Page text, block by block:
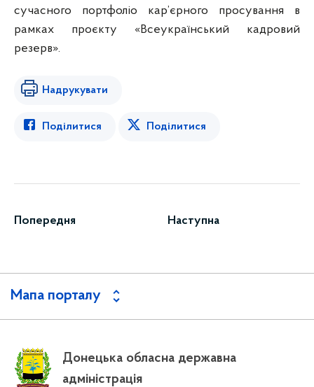
сучасного портфоліо кар’єрного просування в
рамках проєкту «Всеукраїнський кадровий
резерв».
Надрукувати
Поділитися Поділитися
Попередня Наступна
Мапа порталу
Донецька обласна державна
адміністрація